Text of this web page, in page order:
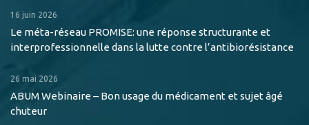
16 juin 2026
Le méta-réseau PROMISE: une réponse structurante et
interprofessionnelle dans la lutte contre l’antibiorésistance
26 mai 2026
ABUM Webinaire – Bon usage du médicament et sujet âgé
chuteur